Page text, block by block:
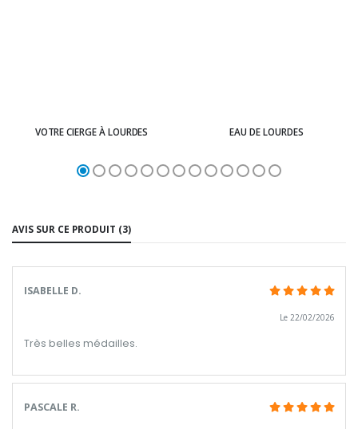
VOTRE CIERGE À LOURDES EAU DE LOURDES
AVIS SUR CE PRODUIT (3)
ISABELLE D.
Le 22/02/2026
Très belles médailles.
PASCALE R.